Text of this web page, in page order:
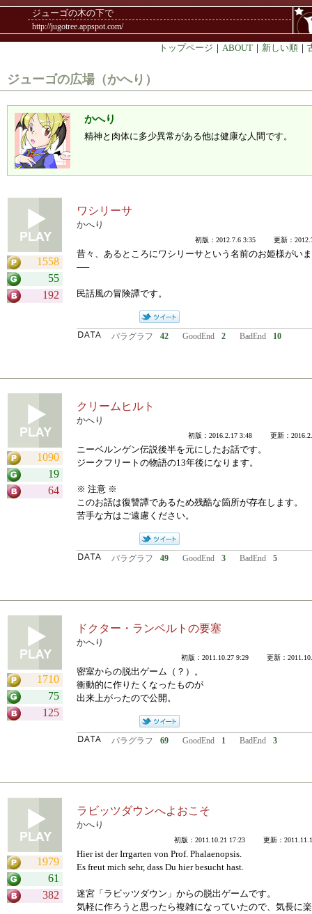
ジューゴの木の下で
http://jugotree.appspot.com/
トップページ ｜ ABOUT ｜ 新しい順 ｜
ジューゴの広場（かへり）
かへり
精神と肉体に多少異常がある他は健康な人間です。
1558
55
192
ワシリーサ
かへり
初版：2012.7.6 3:35 更新：
昔々、あるところにワシリーサという名前のお姫様がい
──
民話風の冒険譚です。
パラグラフ 42 GoodEnd 2 BadEnd 10
1090
19
64
クリームヒルト
かへり
初版：2016.2.17 3:48 更新：
ニーベルンゲン伝説後半を元にしたお話です。
ジークフリートの物語の13年後になります。
※ 注意 ※
このお話は復讐譚であるため残酷な箇所が存在します。
苦手な方はご遠慮ください。
パラグラフ 49 GoodEnd 3 BadEnd 5
1710
75
125
ドクター・ランベルトの要塞
かへり
初版：2011.10.27 9:29 更新：
密室からの脱出ゲーム（？）。
衝動的に作りたくなったものが
出来上がったので公開。
パラグラフ 69 GoodEnd 1 BadEnd 3
1979
61
382
ラビッツダウンへよおこそ
かへり
初版：2011.10.21 17:23 更新：
Hier ist der Irrgarten von Prof. Phalaenopsis.
Es freut mich sehr, dass Du hier besucht hast.
迷宮「ラビッツダウン」からの脱出ゲームです。
気軽に作ろうと思ったら複雑になっていたので、気長に